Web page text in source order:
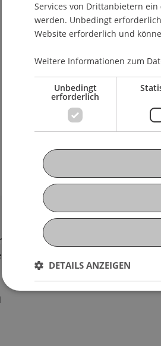
Strasse
Disclaimer
Services von Drittanbietern ein
werden. Unbedingt
Website erforderlich und
Weitere Informationen zum
Unbedingt
erforderlich
DETAILS ANZEIGEN